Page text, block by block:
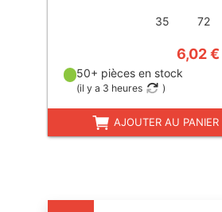
35 72
6,02 €
50+ pièces en stock
(il y a 3 heures )
AJOUTER AU PANIER